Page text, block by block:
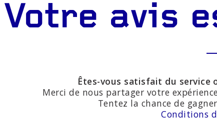
Votre avis
Êtes-vous satisfait du service
Merci de nous partager votre
Tentez la chance de
Conditions